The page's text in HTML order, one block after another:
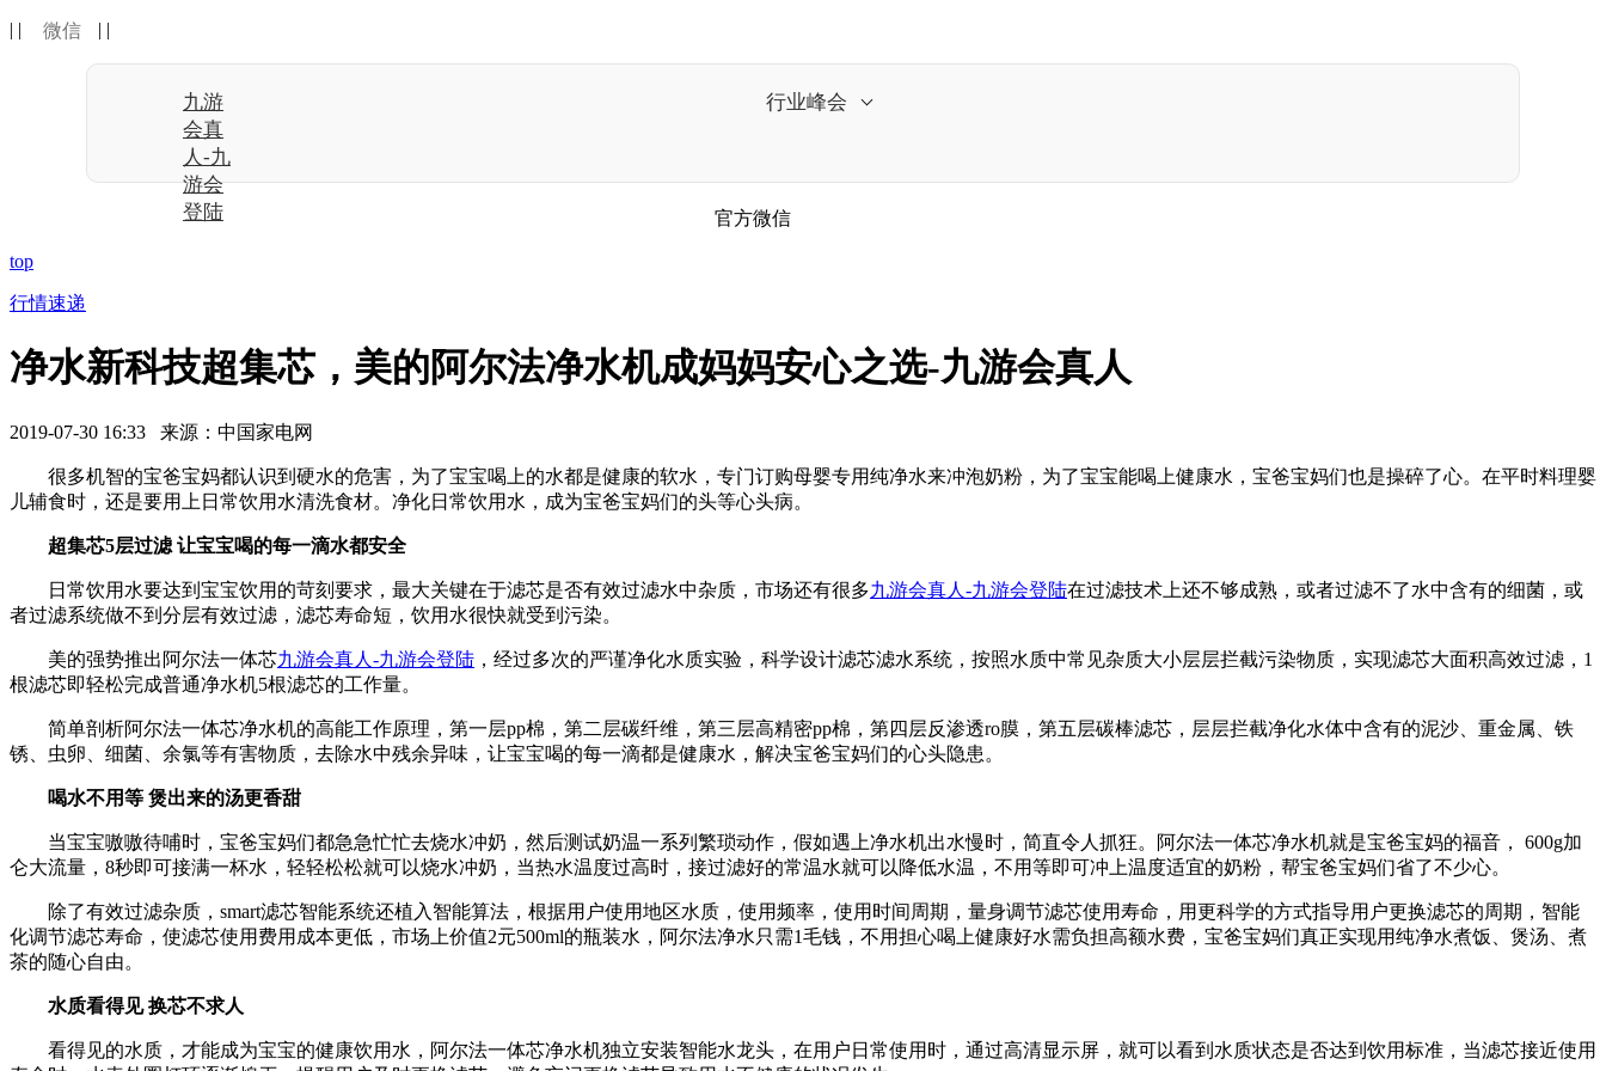
| | 微信 | |
九游
会真
人-九
游会
登陆
行业峰会
官方微信
top
行情速递
净水新科技超集芯，美的阿尔法净水机成妈妈安心之选-九游会真人
2019-07-30 16:33 来源：中国家电网
很多机智的宝爸宝妈都认识到硬水的危害，为了宝宝喝上的水都是健康的软水，专门订购母婴专用纯净水来冲泡奶粉，为了宝宝能喝上健康水，宝爸宝妈们也是操碎了心。在平时料理婴
儿辅食时，还是要用上日常饮用水清洗食材。净化日常饮用水，成为宝爸宝妈们的头等心头病。
超集芯5层过滤 让宝宝喝的每一滴水都安全
日常饮用水要达到宝宝饮用的苛刻要求，最大关键在于滤芯是否有效过滤水中杂质，市场还有很多九游会真人-九游会登陆在过滤技术上还不够成熟，或者过滤不了水中含有的细菌，或
者过滤系统做不到分层有效过滤，滤芯寿命短，饮用水很快就受到污染。
美的强势推出阿尔法一体芯九游会真人-九游会登陆 ，经过多次的严谨净化水质实验，科学设计滤芯滤水系统，按照水质中常见杂质大小层层拦截污染物质，实现滤芯大面积高效过滤，1
根滤芯即轻松完成普通净水机5根滤芯的工作量。
简单剖析阿尔法一体芯净水机的高能工作原理，第一层pp棉，第二层碳纤维，第三层高精密pp棉，第四层反渗透ro膜，第五层碳棒滤芯，层层拦截净化水体中含有的泥沙、重金属、铁
锈、虫卵、细菌、余氯等有害物质，去除水中残余异味，让宝宝喝的每一滴都是健康水，解决宝爸宝妈们的心头隐患。
喝水不用等 煲出来的汤更香甜
当宝宝嗷嗷待哺时，宝爸宝妈们都急急忙忙去烧水冲奶，然后测试奶温一系列繁琐动作，假如遇上净水机出水慢时，简直令人抓狂。阿尔法一体芯净水机就是宝爸宝妈的福音， 600g加
仑大流量，8秒即可接满一杯水，轻轻松松就可以烧水冲奶，当热水温度过高时，接过滤好的常温水就可以降低水温，不用等即可冲上温度适宜的奶粉，帮宝爸宝妈们省了不少心。
除了有效过滤杂质，smart滤芯智能系统还植入智能算法，根据用户使用地区水质，使用频率，使用时间周期，量身调节滤芯使用寿命，用更科学的方式指导用户更换滤芯的周期，智能
化调节滤芯寿命，使滤芯使用费用成本更低，市场上价值2元500ml的瓶装水，阿尔法净水只需1毛钱，不用担心喝上健康好水需负担高额水费，宝爸宝妈们真正实现用纯净水煮饭、煲汤、煮
茶的随心自由。
水质看得见 换芯不求人
看得见的水质，才能成为宝宝的健康饮用水，阿尔法一体芯净水机独立安装智能水龙头，在用户日常使用时，通过高清显示屏，就可以看到水质状态是否达到饮用标准，当滤芯接近使用